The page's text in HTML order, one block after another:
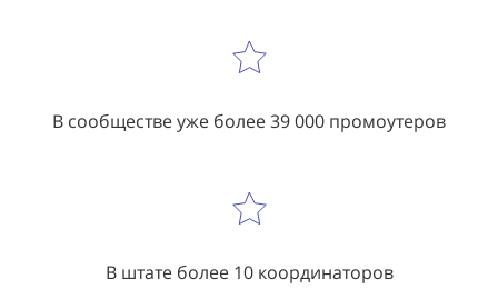
В сообществе уже более 39 000 промоутеров
В штате более 10 координаторов